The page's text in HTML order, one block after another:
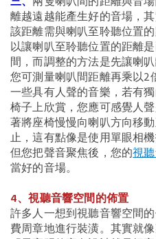
離越遠越能產生好的音場，
該距離需與喇叭至聆聽位置
以讓喇叭至聆聽位置的距離
間，而調整的方法是先讓喇
您可測量喇叭間距離再乘以
一些具有人聲的音樂，若有
椅子上欣賞，您應可感覺人
著將座椅慢慢向喇叭方向移
止，這有點像是使用單眼相
但您把聲音聚焦後，您的視
當好的音場。
4、視聽音響空間的佈置
許多人一想到視聽音響空間
費周章地進行裝潢。其實就